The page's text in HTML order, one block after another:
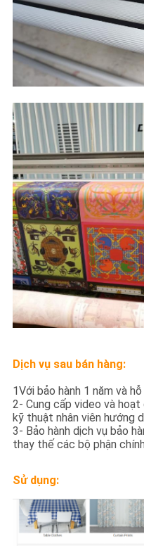
Dịch vụ sau bán hàng:
1Với bảo hành 1 năm và
2- Cung cấp video và
kỹ thuật nhân viên hướng
3- Bảo hành dịch vụ bảo
thay thế các bộ phận
Sử dụng: